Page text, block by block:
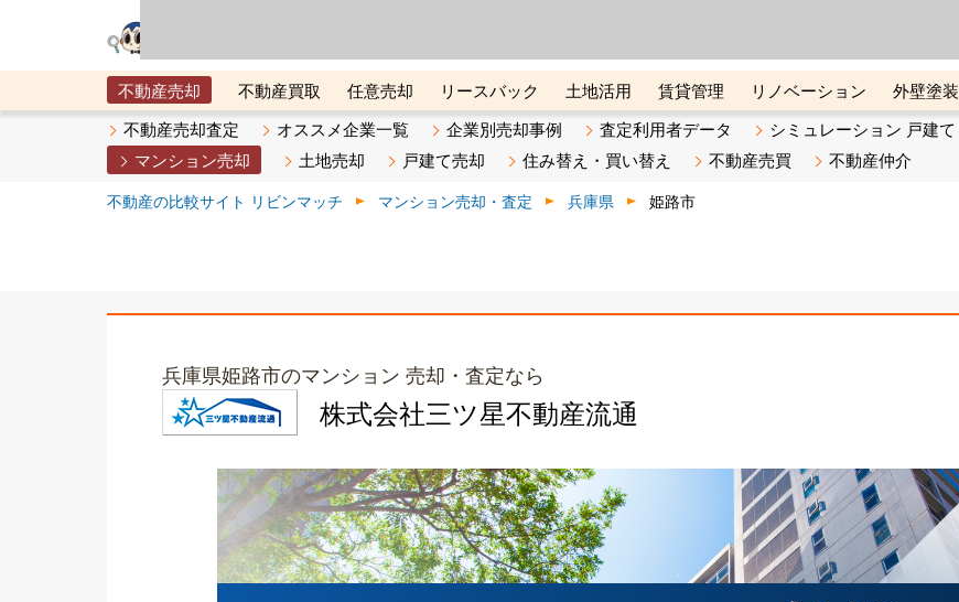
不動産売却 不動産買取 任意売却 リースバック 土地活用 賃貸管理 リノベーション 外壁塗装
メタ住宅展示場
ベスト不動産カンパニー オンライン講座 リビンマガジンBiz 不動産売却ご相談デスク
不動産売却査定 オススメ企業一覧 企業別売却事例 査定利用者データ
シミュレーション 戸建て
マンション売却
土地売却 戸建て売却 住み替え・買い替え 不動産売買 不動産仲介
不動産の比較サイト リビンマッチ マンション売却・査定 兵庫県 姫路市
兵庫県姫路市のマンション 売却・査定なら
株式会社三ツ星不動産流通